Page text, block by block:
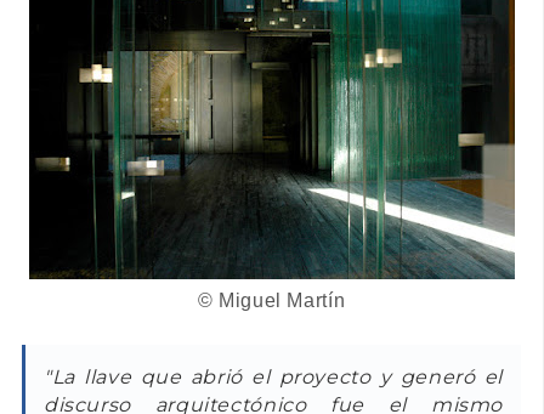
© Miguel Martín
"La llave que abrió el proyecto y generó el
discurso arquitectónico fue el mismo